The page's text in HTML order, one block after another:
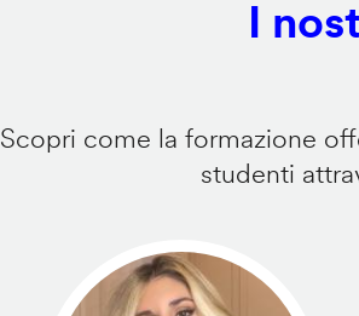
I
Scopri come la formazione
studenti